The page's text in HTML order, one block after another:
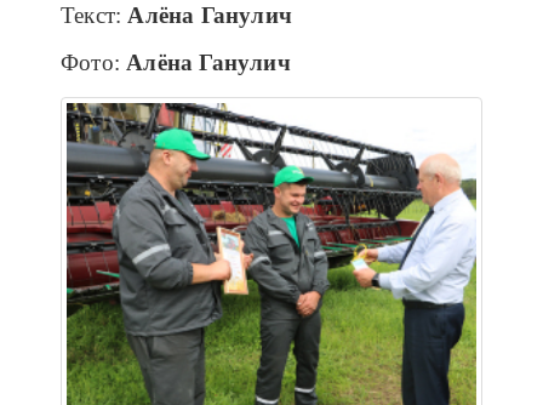
Текст: Алёна Ганулич
Фото: Алёна Ганулич